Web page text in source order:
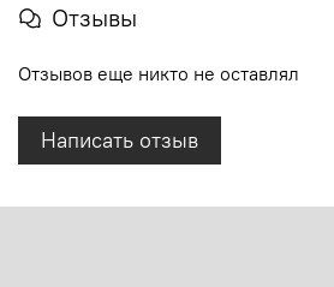
Отзывы
Отзывов еще никто не оставлял
Написать отзыв